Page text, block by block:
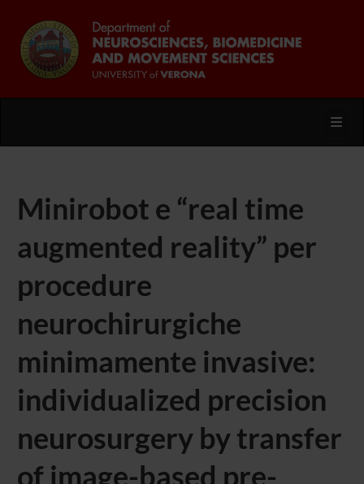
Minirobot e “real time
augmented reality” per
procedure
neurochirurgiche
minimamente invasive:
individualized precision
neurosurgery by transfer
of image-based pre-